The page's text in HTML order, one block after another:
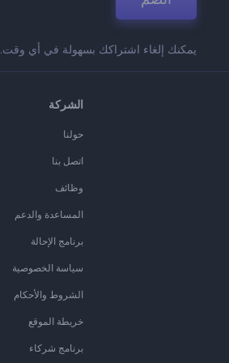
يمكنك إلغاء اشتراكك بسهولة في أي وقت.
الشركة
حولنا
اتصل بنا
وظائف
المساعدة والدعم
برنامج الإحالة
سياسة الخصوصية
الشروط والأحكام
خريطة الموقع
برنامج شركاء